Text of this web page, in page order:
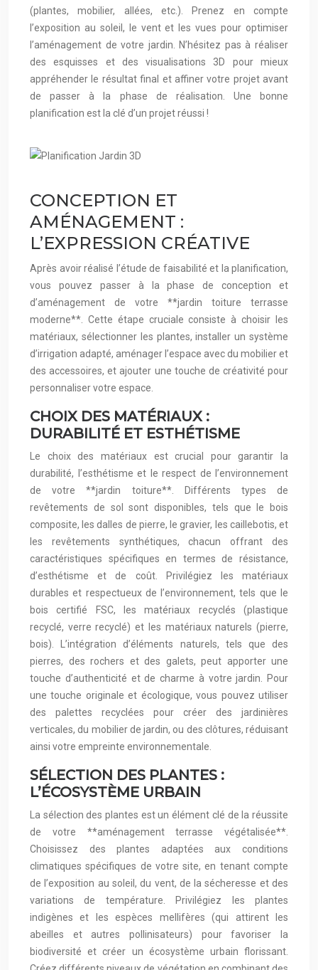
(plantes, mobilier, allées, etc.). Prenez en compte
l’exposition au soleil, le vent et les vues pour optimiser
l’aménagement de votre jardin. N’hésitez pas à réaliser
des esquisses et des visualisations 3D pour mieux
appréhender le résultat final et affiner votre projet avant
de passer à la phase de réalisation. Une bonne
planification est la clé d’un projet réussi !
CONCEPTION ET
AMÉNAGEMENT :
L’EXPRESSION CRÉATIVE
Après avoir réalisé l’étude de faisabilité et la planification,
vous pouvez passer à la phase de conception et
d’aménagement de votre **jardin toiture terrasse
moderne**. Cette étape cruciale consiste à choisir les
matériaux, sélectionner les plantes, installer un système
d’irrigation adapté, aménager l’espace avec du mobilier et
des accessoires, et ajouter une touche de créativité pour
personnaliser votre espace.
CHOIX DES MATÉRIAUX :
DURABILITÉ ET ESTHÉTISME
Le choix des matériaux est crucial pour garantir la
durabilité, l’esthétisme et le respect de l’environnement
de votre **jardin toiture**. Différents types de
revêtements de sol sont disponibles, tels que le bois
composite, les dalles de pierre, le gravier, les caillebotis, et
les revêtements synthétiques, chacun offrant des
caractéristiques spécifiques en termes de résistance,
d’esthétisme et de coût. Privilégiez les matériaux
durables et respectueux de l’environnement, tels que le
bois certifié FSC, les matériaux recyclés (plastique
recyclé, verre recyclé) et les matériaux naturels (pierre,
bois). L’intégration d’éléments naturels, tels que des
pierres, des rochers et des galets, peut apporter une
touche d’authenticité et de charme à votre jardin. Pour
une touche originale et écologique, vous pouvez utiliser
des palettes recyclées pour créer des jardinières
verticales, du mobilier de jardin, ou des clôtures, réduisant
ainsi votre empreinte environnementale.
SÉLECTION DES PLANTES :
L’ÉCOSYSTÈME URBAIN
La sélection des plantes est un élément clé de la réussite
de votre **aménagement terrasse végétalisée**.
Choisissez des plantes adaptées aux conditions
climatiques spécifiques de votre site, en tenant compte
de l’exposition au soleil, du vent, de la sécheresse et des
variations de température. Privilégiez les plantes
indigènes et les espèces mellifères (qui attirent les
abeilles et autres pollinisateurs) pour favoriser la
biodiversité et créer un écosystème urbain florissant.